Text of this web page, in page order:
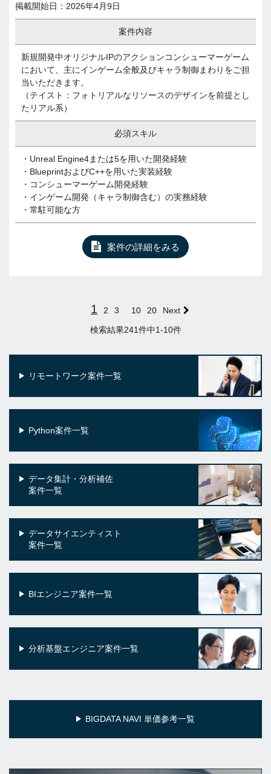
掲載開始日：2026年4月9日
案件内容
新規開発中オリジナルIPのアクションコンシューマーゲーム
において、主にインゲーム全般及びキャラ制御まわりをご担
当いただきます。
（テイスト：フォトリアルなリソースのデザインを前提とし
たリアル系）
必須スキル
・Unreal Engine4または5を用いた開発経験
・BlueprintおよびC++を用いた実装経験
・コンシューマーゲーム開発経験
・インゲーム開発（キャラ制御含む）の実務経験
・常駐可能な方
案件の詳細をみる
1 2 3 10 20 Next
検索結果241件中1-10件
リモートワーク案件一覧
Python案件一覧
データ集計・分析補佐
案件一覧
データサイエンティスト
案件一覧
BIエンジニア案件一覧
分析基盤エンジニア案件一覧
BIGDATA NAVI 単価参考一覧